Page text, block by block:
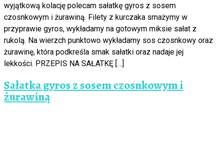
wyjątkową kolację polecam sałatkę gyros z sosem
czosnkowym i żurawiną. Filety z kurczaka smażymy w
przyprawie gyros, wykładamy na gotowym miksie sałat z
rukolą. Na wierzch punktowo wykładamy sos czosnkowy oraz
żurawinę, która podkreśla smak sałatki oraz nadaje jej
lekkości. PRZEPIS NA SAŁATKĘ […]
Sałatka gyros z sosem czosnkowym i
żurawiną